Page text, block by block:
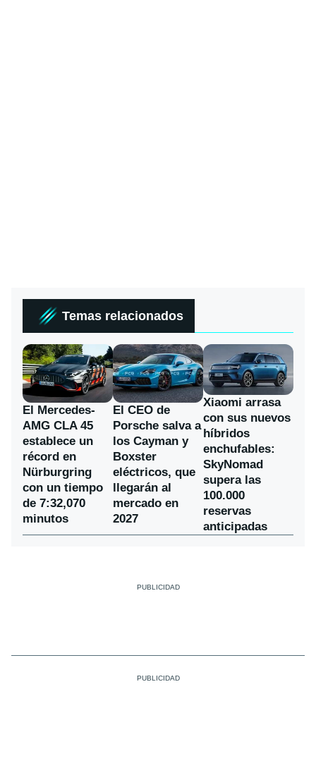
Temas relacionados
El Mercedes-
AMG CLA 45
establece un
récord en
Nürburgring
con un tiempo
de 7:32,070
minutos
El CEO de
Porsche salva a
los Cayman y
Boxster
eléctricos, que
llegarán al
mercado en
2027
Xiaomi arrasa
con sus nuevos
híbridos
enchufables:
SkyNomad
supera las
100.000
reservas
anticipadas